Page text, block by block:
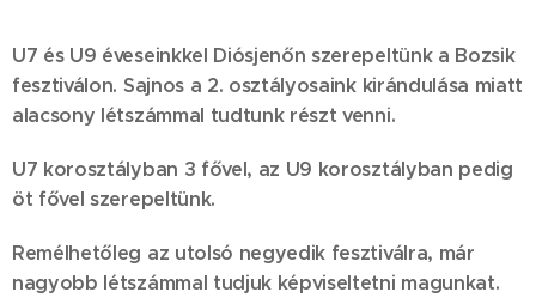
U7 és U9 éveseinkkel Diósjenőn szerepeltünk a Bozsik
fesztiválon. Sajnos a 2. osztályosaink kirándulása miatt
alacsony létszámmal tudtunk részt venni.
U7 korosztályban 3 fővel, az U9 korosztályban pedig
öt fővel szerepeltünk.
Remélhetőleg az utolsó negyedik fesztiválra, már
nagyobb létszámmal tudjuk képviseltetni magunkat.